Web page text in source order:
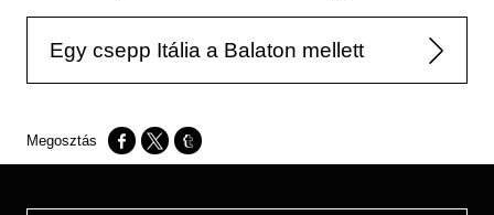
Egy csepp Itália a Balaton mellett
Opens in a new window
Opens in a new window
Opens in a new window